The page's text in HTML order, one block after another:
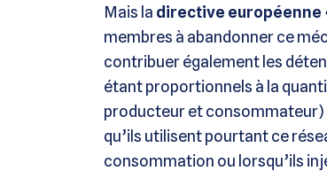
Mais la directive européenne
membres à abandonner ce
contribuer également les
étant proportionnels à la
producteur et consommateur)
qu’ils utilisent pourtant ce
consommation ou lorsqu’ils